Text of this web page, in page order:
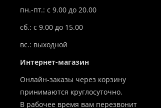
пн.-пт.: с 9.00 до 20.00
сб.: с 9.00 до 15.00
вс.: выходной
Интернет-магазин
Онлайн-заказы через корзину
принимаются круглосуточно.
В рабочее время вам перезвонит